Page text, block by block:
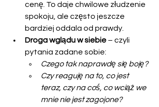
cenę. To daje chwilowe złudzenie
spokoju, ale często jeszcze
bardziej oddala od prawdy.
Droga wglądu w siebie – czyli
pytania zadane sobie:
Czego tak naprawdę się boję?
Czy reaguję na to, co jest
teraz, czy na coś, co wciąż we
mnie nie jest zagojone?